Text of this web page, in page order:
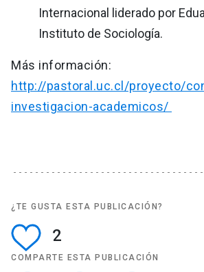
Internacional liderado por
Instituto de Sociología.
Más información:
http://pastoral.uc.cl/proyecto/
investigacion-academicos/
¿TE GUSTA ESTA PUBLICACIÓN?
2
COMPARTE ESTA PUBLICACIÓN